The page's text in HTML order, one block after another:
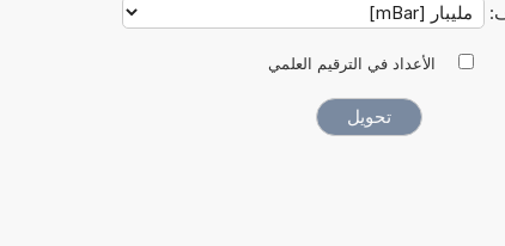
الأعداد في الترقيم العلمي